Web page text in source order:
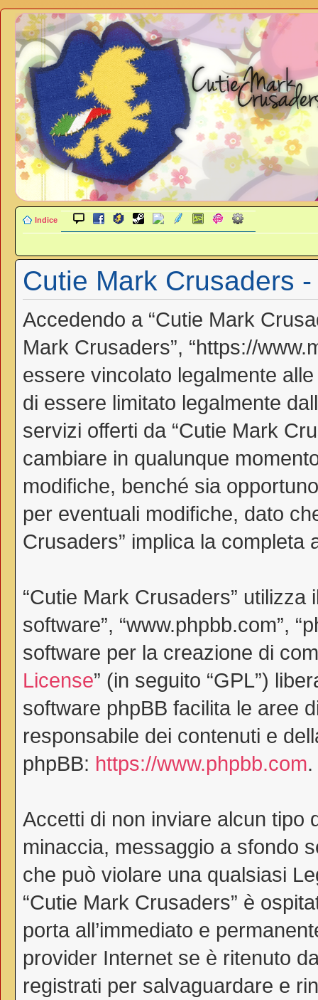
Indice
Cutie Mark Crusaders
Accedendo a “Cutie Mark
Mark Crusaders”, “https://
essere vincolato legalmente
di essere limitato legalmente
servizi offerti da “Cutie Mark
cambiare in qualunque
modifiche, benché sia
per eventuali modifiche, dato
Crusaders” implica la completa
“Cutie Mark Crusaders” utilizza
software”, “www.phpbb.com”,
software per la creazione di
License” (in seguito “GPL”)
software phpBB facilita le aree
responsabile dei contenuti e
phpBB: https://www.phpbb.com.
Accetti di non inviare alcun tipo
minaccia, messaggio a sfondo
che può violare una qualsiasi
“Cutie Mark Crusaders” è
porta all’immediato e
provider Internet se è ritenuto
registrati per salvaguardare e